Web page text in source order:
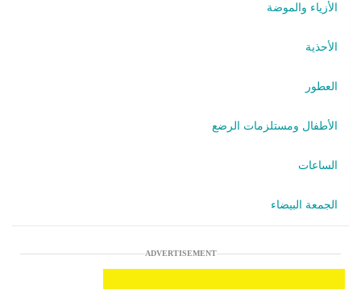
الأزياء والموضة
الأحذية
العطور
الأطفال ومستلزمات الرضع
الساعات
الجمعة البيضاء
ADVERTISEMENT